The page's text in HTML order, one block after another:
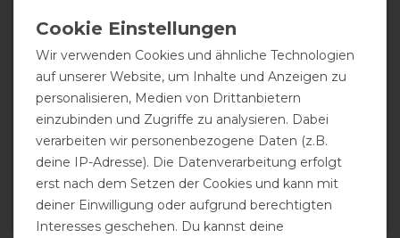
Schuhcreme 75 ml
9,90 € *
0.075 Liter | 132,00 € / Liter
ARTIKEL MERKEN
CAVALLO Care Creme
Schuhcreme 75 ml
9,90 € *
0.075 Liter | 132,00 € / Liter
ARTIKEL MERKEN
Wir verwenden Cookies und ähnliche Technologien
auf unserer Website, um Inhalte und Anzeigen zu
personalisieren, Medien von Drittanbietern
einzubinden und Zugriffe zu analysieren. Dabei
verarbeiten wir personenbezogene Daten (z.B.
deine IP-Adresse). Die Datenverarbeitung erfolgt
erst nach dem Setzen der Cookies und kann mit
deiner Einwilligung oder aufgrund berechtigten
Interesses geschehen. Du kannst deine